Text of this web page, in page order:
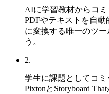
AIに学習教材からコ
PDFやテキストを自
に変換する唯一のツー
う。
2.
学生に課題としてコ
PixtonとStoryboard